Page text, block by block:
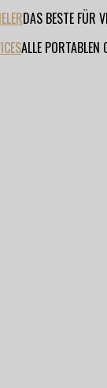
DAS BESTE FÜR
ALLE PORTABLEN